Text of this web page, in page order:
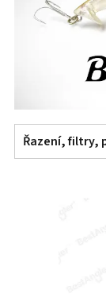
Řazení, filtry,